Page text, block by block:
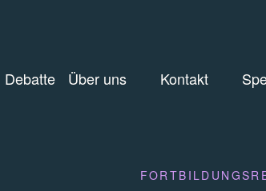
Debatte Über uns Kontakt